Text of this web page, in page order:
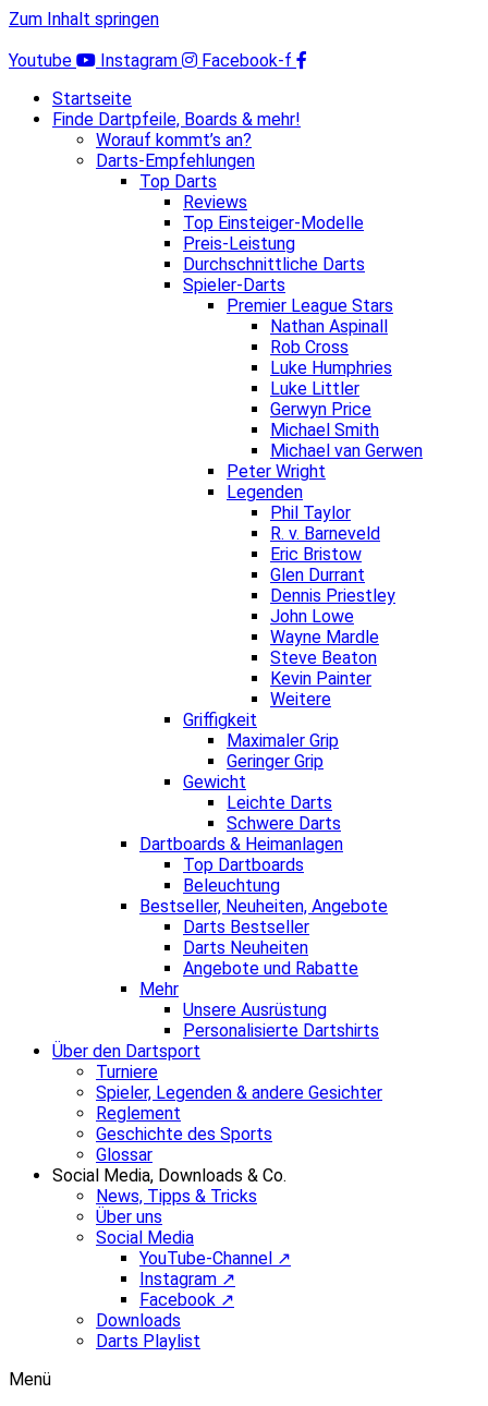
Zum Inhalt springen
Youtube
Instagram
Facebook-f
Startseite
Finde Dartpfeile, Boards & mehr!
Worauf kommt’s an?
Darts-Empfehlungen
Top Darts
Reviews
Top Einsteiger-Modelle
Preis-Leistung
Durchschnittliche Darts
Spieler-Darts
Premier League Stars
Nathan Aspinall
Rob Cross
Luke Humphries
Luke Littler
Gerwyn Price
Michael Smith
Michael van Gerwen
Peter Wright
Legenden
Phil Taylor
R. v. Barneveld
Eric Bristow
Glen Durrant
Dennis Priestley
John Lowe
Wayne Mardle
Steve Beaton
Kevin Painter
Weitere
Griffigkeit
Maximaler Grip
Geringer Grip
Gewicht
Leichte Darts
Schwere Darts
Dartboards & Heimanlagen
Top Dartboards
Beleuchtung
Bestseller, Neuheiten, Angebote
Darts Bestseller
Darts Neuheiten
Angebote und Rabatte
Mehr
Unsere Ausrüstung
Personalisierte Dartshirts
Über den Dartsport
Turniere
Spieler, Legenden & andere Gesichter
Reglement
Geschichte des Sports
Glossar
Social Media, Downloads & Co.
News, Tipps & Tricks
Über uns
Social Media
YouTube-Channel ↗
Instagram ↗
Facebook ↗
Downloads
Darts Playlist
Menü